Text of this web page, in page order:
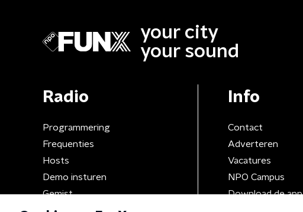
your city
your sound
Radio
Programmering
Frequenties
Hosts
Demo insturen
Gemist
Info
Contact
Adverteren
Vacatures
NPO Campus
Download de app